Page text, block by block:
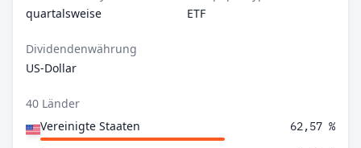
quartalsweise
ETF
Dividendenwährung
US-Dollar
40 Länder
Vereinigte Staaten
62,57 %